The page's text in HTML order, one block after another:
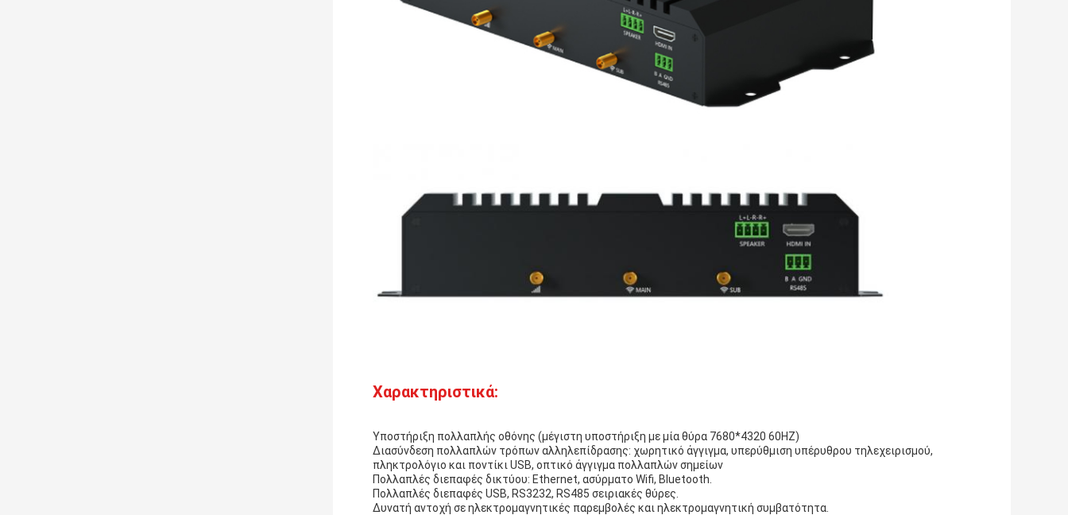
Χαρακτηριστικά:
Υποστήριξη πολλαπλής οθόνης (μέγιστη υποστήριξη με μία θύρα 7680*4320 60HZ)
Διασύνδεση πολλαπλών τρόπων αλληλεπίδρασης: χωρητικό άγγιγμα, υπερύθμιση υπέρυθρου τηλεχειρισμού,
πληκτρολόγιο και ποντίκι USB, οπτικό άγγιγμα πολλαπλών σημείων
Πολλαπλές διεπαφές δικτύου: Ethernet, ασύρματο Wifi, Bluetooth.
Πολλαπλές διεπαφές USB, RS3232, RS485 σειριακές θύρες.
Δυνατή αντοχή σε ηλεκτρομαγνητικές παρεμβολές και ηλεκτρομαγνητική συμβατότητα.